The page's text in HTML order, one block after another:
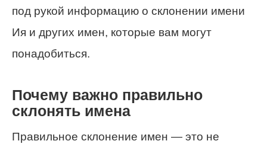
под рукой информацию о склонении имени
Ия и других имен, которые вам могут
понадобиться.
Почему важно правильно
склонять имена
Правильное склонение имен — это не